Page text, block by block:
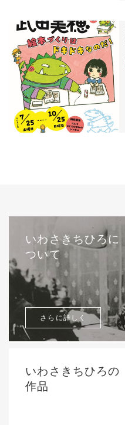
いわさきちひろに
ついて
さらに詳しく
いわさきちひろの
作品